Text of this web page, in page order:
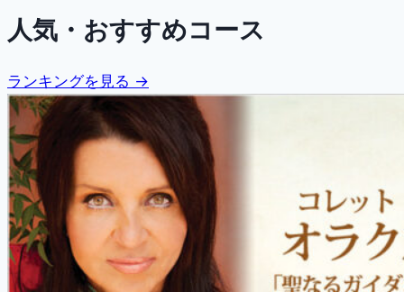
人気・おすすめコース
ランキングを見る →